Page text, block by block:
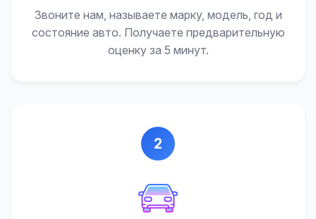
Звоните нам, называете марку, модель, год и
состояние авто. Получаете предварительную
оценку за 5 минут.
2